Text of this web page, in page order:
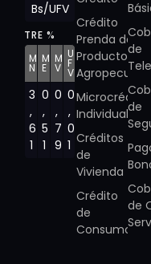
Crédito
Prenda de
Producto
Agropecuario
Microcrédito
Individual
Créditos
de
Vivienda
Crédito
de
Consumo
de
de
de
Bs/UFV
TRE %
M
N
M
E
M
V
U
F
V
3
,
6
1
0
,
5
1
0
,
7
9
0
,
0
1